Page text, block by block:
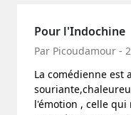
Pour l'Indochine
Par Picoudamour -
La comédienne est
l'émotion , celle qui